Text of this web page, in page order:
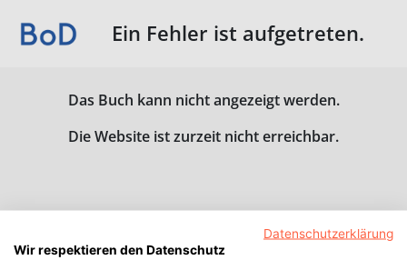
Ein Fehler ist aufgetreten.
Das Buch kann nicht angezeigt werden.
Die Website ist zurzeit nicht erreichbar.
Datenschutzerklärung
Wir respektieren den Datenschutz